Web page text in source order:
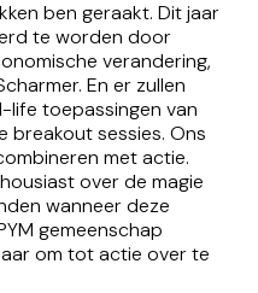
ben geraakt. Dit jaar
te worden door
verandering,
En er zullen
life toepassingen van
breakout sessies. Ons
met actie.
over de magie
wanneer deze
gemeenschap
om tot actie over te